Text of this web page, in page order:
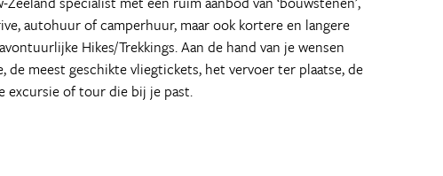
autohuur of camperhuur, maar ook kortere en langere
Hikes/Trekkings. Aan de hand van je wensen
de meest geschikte vliegtickets, het vervoer ter plaatse, de
excursie of tour die bij je past.